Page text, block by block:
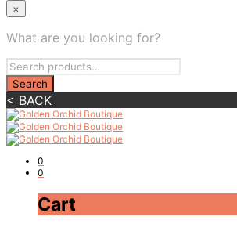
×
What are you looking for?
< BACK
0
0
Cart